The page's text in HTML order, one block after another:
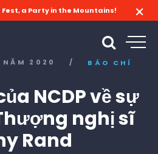
Fest, a Party in the Mountains!
NĂM 2020 / BÁO CHÍ
NCDP về sự
nghị sĩ
Rand